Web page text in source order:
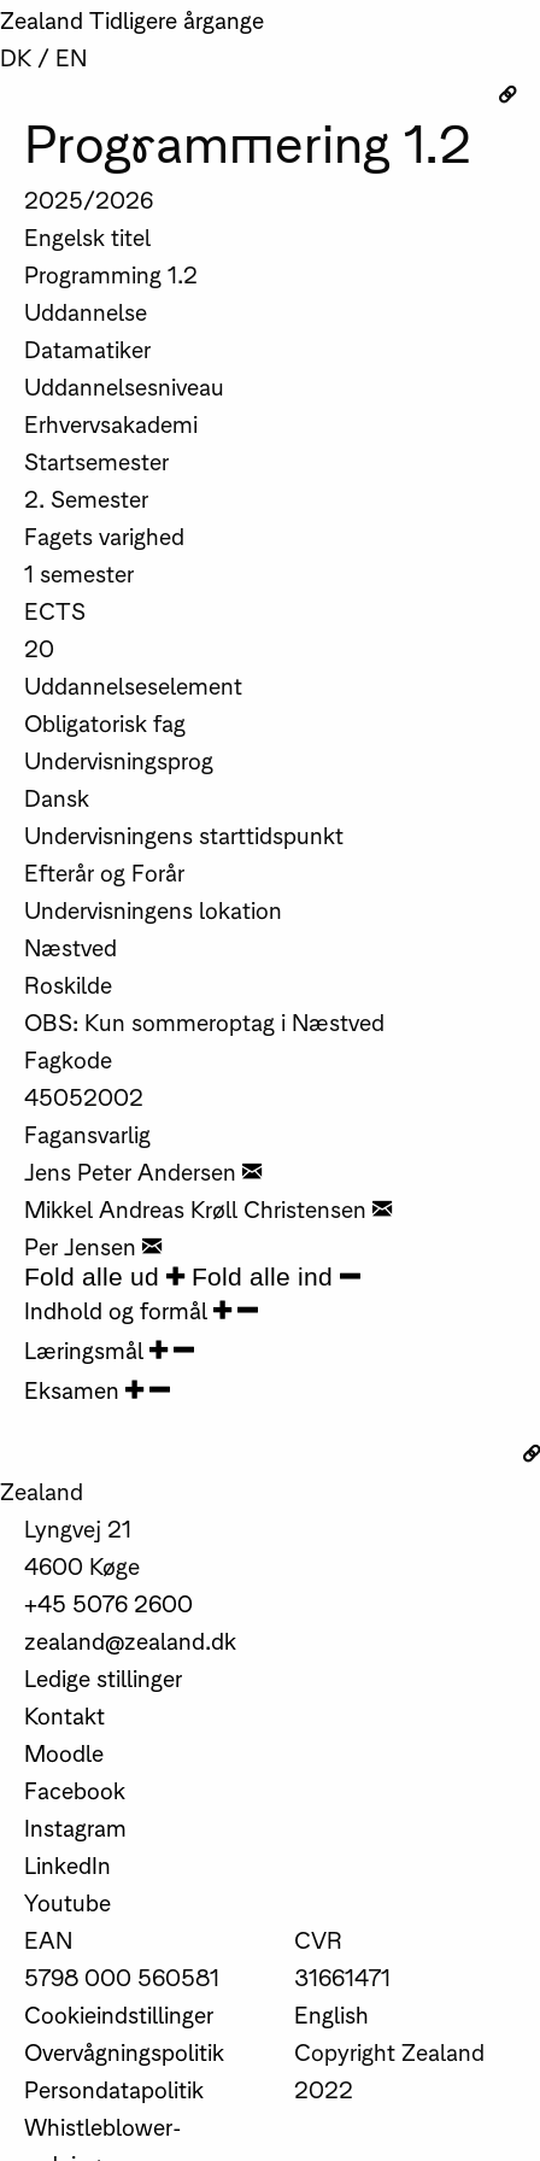
Zealand Tidligere årgange
DK / EN
Programmering 1.2
2025/2026
Engelsk titel
Programming 1.2
Uddannelse
Datamatiker
Uddannelsesniveau
Erhvervsakademi
Startsemester
2. Semester
Fagets varighed
1 semester
ECTS
20
Uddannelseselement
Obligatorisk fag
Undervisningsprog
Dansk
Undervisningens starttidspunkt
Efterår og Forår
Undervisningens lokation
Næstved
Roskilde
OBS: Kun sommeroptag i Næstved
Fagkode
45052002
Fagansvarlig
Jens Peter Andersen
Mikkel Andreas Krøll Christensen
Per Jensen
Fold alle ud Fold alle ind
Indhold og formål
Læringsmål
Eksamen
Zealand
Lyngvej 21
4600 Køge
+45 5076 2600
zealand@zealand.dk
Ledige stillinger
Kontakt
Moodle
Facebook
Instagram
LinkedIn
Youtube
EAN
5798 000 560581
CVR
31661471
Cookieindstillinger
Overvågningspolitik
Persondatapolitik
Whistleblower-
English
Copyright Zealand
2022